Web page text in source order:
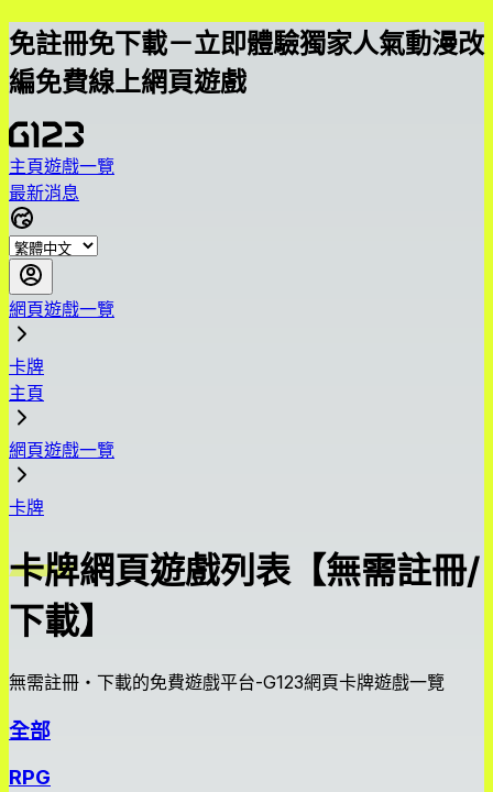
免註冊免下載－立即體驗獨家人氣動漫改
編免費線上網頁遊戲
主頁遊戲一覽
最新消息
網頁遊戲一覽
卡牌
主頁
網頁遊戲一覽
卡牌
卡牌網頁遊戲列表【無需註冊/
下載】
無需註冊・下載的免費遊戲平台-G123網頁卡牌遊戲一覽
全部
RPG